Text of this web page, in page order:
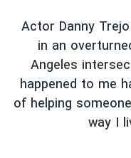
Actor Danny
in an
Angeles
happened to me
of helping
way I